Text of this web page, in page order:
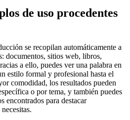
de uso procedentes
se recopilan automáticamente a
documentos, sitios web, libros,
a ello, puedes ver una palabra en
estilo formal y profesional hasta el
comodidad, los resultados pueden
o por tema, y también puedes
encontrados para destacar